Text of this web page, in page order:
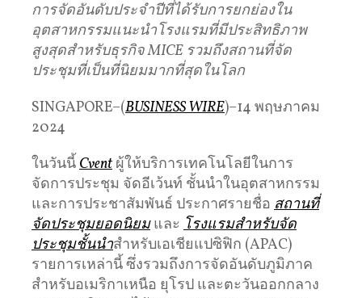
การจัดอันดับประจำปีที่ได้รับการยกย่องใน
อุตสาหกรรมแนะนำโรงแรมที่มีประสิทธิภาพ
สูงสุดสำหรับธุรกิจMICE รวมถึงสถานที่จัด
ประชุมที่เป็นที่นิยมมากที่สุดในโลก
SINGAPORE–(BUSINESS WIRE)–14 พฤษภาคม
2024
ในวันนี้Cvent ผู้ให้บริการเทคโนโลยีในการ
จัดการประชุม จัดอีเว้นท์ ชั้นนำในอุตสาหกรรม
และการประชาสัมพันธ์ ประกาศรายชื่อ สถานที่
จัดประชุมยอดนิยมและ โรงแรมสำหรับจัด
ประชุมชั้นนำสำหรับเอเชียแปซิฟิก (APAC)
รายการเหล่านี้ ซึ่งรวมถึงการจัดอันดับภูมิภาค
สำหรับอเมริกาเหนือ ยุโรป และตะวันออกกลาง